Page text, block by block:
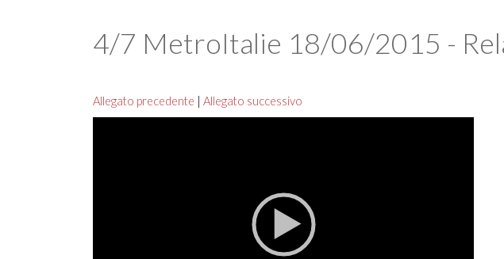
4/7 MetroItalie 18/06/2015 -
Allegato precedente | Allegato successivo